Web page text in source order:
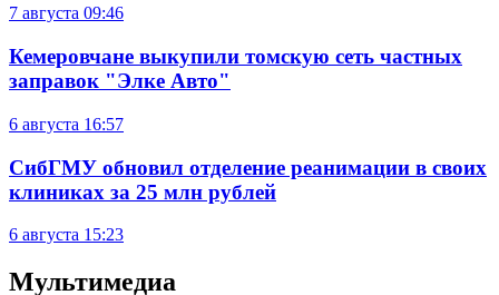
7 августа 09:46
Кемеровчане выкупили томскую сеть частных
заправок "Элке Авто"
6 августа 16:57
СибГМУ обновил отделение реанимации в своих
клиниках за 25 млн рублей
6 августа 15:23
Мультимедиа